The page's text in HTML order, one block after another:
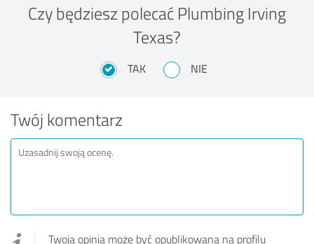
Czy będziesz polecać Plumbing Irving
Texas?
TAK NIE
Twój komentarz
Twoja opinia może być opublikowana na profilu